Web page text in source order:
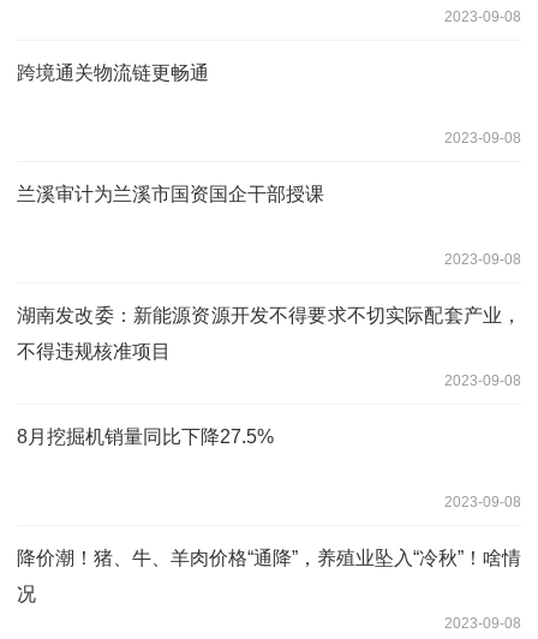
2023-09-08
跨境通关物流链更畅通
2023-09-08
兰溪审计为兰溪市国资国企干部授课
2023-09-08
湖南发改委：新能源资源开发不得要求不切实际配套产业，
不得违规核准项目
2023-09-08
8月挖掘机销量同比下降27.5%
2023-09-08
降价潮！猪、牛、羊肉价格“通降”，养殖业坠入“冷秋”！啥情
况
2023-09-08